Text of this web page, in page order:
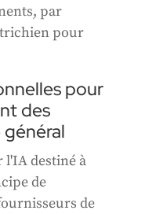
par
pour
pour
des
l'IA destiné à
de
de